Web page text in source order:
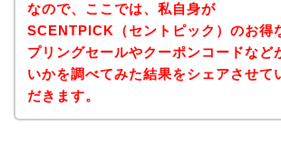
なので、ここでは、私自身が
SCENTPICK（セントピック）のお得
プリングセールやクーポンコードなど
いかを調べてみた結果をシェアさせて
だきます。